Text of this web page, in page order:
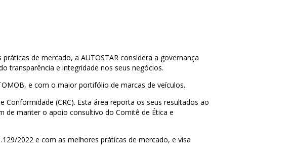
de mercado, a AUTOSTAR considera a governança
transparência e integridade nos seus negócios.
e com o maior portifólio de marcas de veículos.
(CRC). Esta área reporta os seus resultados ao
de manter o apoio consultivo do Comitê de Ética e
2022 e com as melhores práticas de mercado, e visa